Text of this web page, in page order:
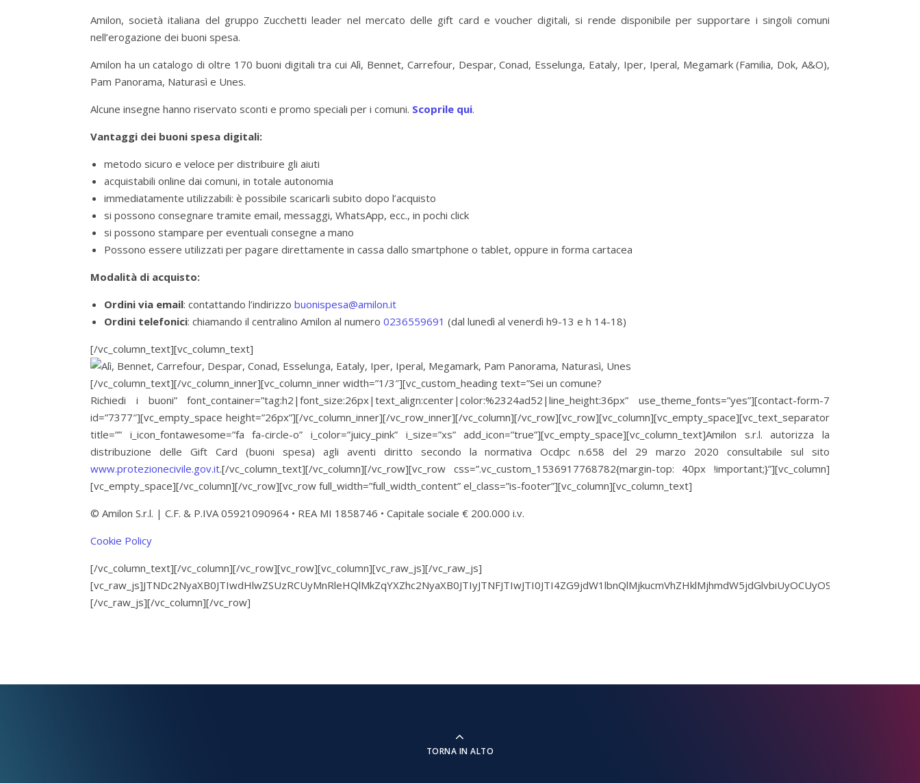
Amilon, società italiana del gruppo Zucchetti leader nel mercato delle gift card e voucher digitali, si rende disponibile per supportare i singoli comuni
nell’erogazione dei buoni spesa.
Amilon ha un catalogo di oltre 170 buoni digitali tra cui Alì, Bennet, Carrefour, Despar, Conad, Esselunga, Eataly, Iper, Iperal, Megamark (Familia, Dok, A&O),
Pam Panorama, Naturasì e Unes.
Alcune insegne hanno riservato sconti e promo speciali per i comuni. Scoprile qui.
Vantaggi dei buoni spesa digitali:
metodo sicuro e veloce per distribuire gli aiuti
acquistabili online dai comuni, in totale autonomia
immediatamente utilizzabili: è possibile scaricarli subito dopo l’acquisto
si possono consegnare tramite email, messaggi, WhatsApp, ecc., in pochi click
si possono stampare per eventuali consegne a mano
Possono essere utilizzati per pagare direttamente in cassa dallo smartphone o tablet, oppure in forma cartacea
Modalità di acquisto:
Ordini via email: contattando l’indirizzo buonispesa@amilon.it
Ordini telefonici: chiamando il centralino Amilon al numero 0236559691 (dal lunedì al venerdì h9-13 e h 14-18)
[/vc_column_text][vc_column_text]
[/vc_column_text][/vc_column_inner][vc_column_inner width=”1/3″][vc_custom_heading text=”Sei un comune?
Richiedi i buoni” font_container=”tag:h2|font_size:26px|text_align:center|color:%2324ad52|line_height:36px” use_theme_fonts=”yes”][contact-form-7
id=”7377″][vc_empty_space height=”26px”][/vc_column_inner][/vc_row_inner][/vc_column][/vc_row][vc_row][vc_column][vc_empty_space][vc_text_separator
title=”” i_icon_fontawesome=”fa fa-circle-o” i_color=”juicy_pink” i_size=”xs” add_icon=”true”][vc_empty_space][vc_column_text]Amilon s.r.l. autorizza la
distribuzione delle Gift Card (buoni spesa) agli aventi diritto secondo la normativa Ocdpc n.658 del 29 marzo 2020 consultabile sul sito
www.protezionecivile.gov.it.[/vc_column_text][/vc_column][/vc_row][vc_row css=”.vc_custom_1536917768782{margin-top: 40px !important;}”][vc_column]
[vc_empty_space][/vc_column][/vc_row][vc_row full_width=”full_width_content” el_class=”is-footer”][vc_column][vc_column_text]
© Amilon S.r.l. | C.F. & P.IVA 05921090964 • REA MI 1858746 • Capitale sociale € 200.000 i.v.
Cookie Policy
[/vc_column_text][/vc_column][/vc_row][vc_row][vc_column][vc_raw_js][/vc_raw_js]
[/vc_raw_js][/vc_column][/vc_row]
TORNA IN ALTO